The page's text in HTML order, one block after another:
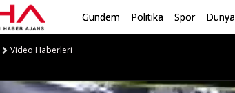
Gündem Politika Spor Dünya
Video Haberleri